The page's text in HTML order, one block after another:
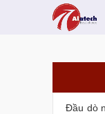
Đầu dò